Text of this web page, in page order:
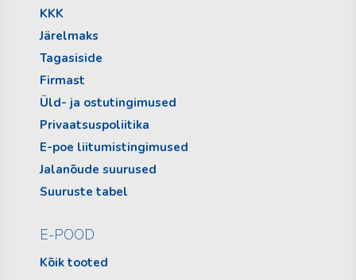
KKK
Järelmaks
Tagasiside
Firmast
Üld- ja ostutingimused
Privaatsuspoliitika
E-poe liitumistingimused
Jalanõude suurused
Suuruste tabel
E-POOD
Kõik tooted